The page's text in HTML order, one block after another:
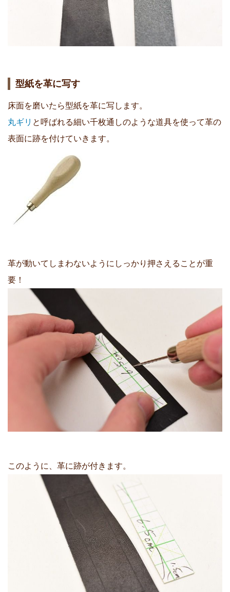
型紙を革に写す
床面を磨いたら型紙を革に写します。
丸ギリ と呼ばれる細い千枚通しのような道具を使って革の
表面に跡を付けていきます。
革が動いてしまわないようにしっかり押さえることが重
要！
このように、革に跡が付きます。